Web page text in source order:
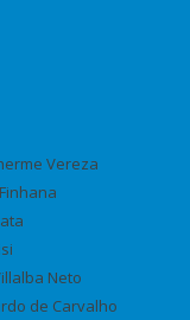
Vereza
Neto
de Carvalho